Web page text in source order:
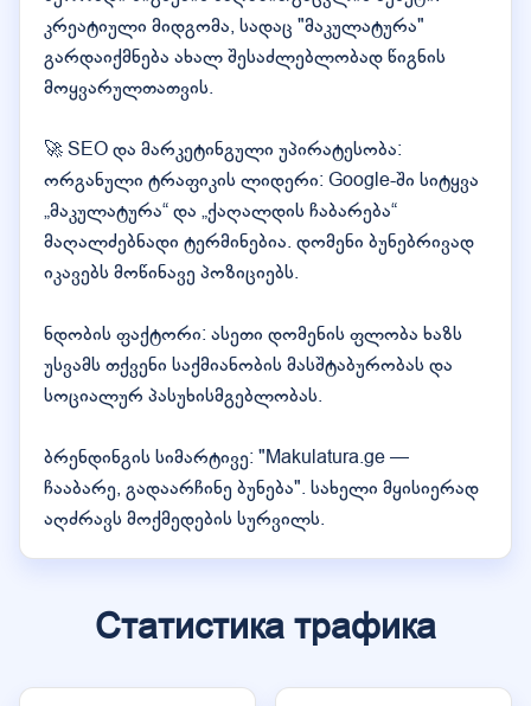
კრეატიული მიდგომა, სადაც "მაკულატურა"
გარდაიქმნება ახალ შესაძლებლობად წიგნის
მოყვარულთათვის.
🚀 SEO და მარკეტინგული უპირატესობა:
ორგანული ტრაფიკის ლიდერი: Google-ში სიტყვა
„მაკულატურა“ და „ქაღალდის ჩაბარება“
მაღალძებნადი ტერმინებია. დომენი ბუნებრივად
იკავებს მოწინავე პოზიციებს.
ნდობის ფაქტორი: ასეთი დომენის ფლობა ხაზს
უსვამს თქვენი საქმიანობის მასშტაბურობას და
სოციალურ პასუხისმგებლობას.
ბრენდინგის სიმარტივე: "Makulatura.ge —
ჩააბარე, გადაარჩინე ბუნება". სახელი მყისიერად
აღძრავს მოქმედების სურვილს.
Статистика трафика